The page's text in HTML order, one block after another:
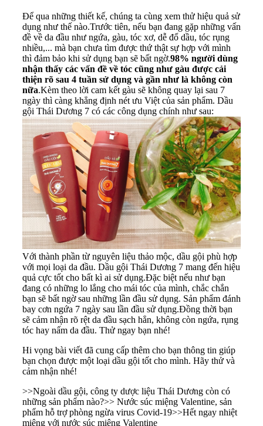
Để qua những thiết kế, chúng ta cùng xem thử hiệu quả sử
dụng như thế nào.Trước tiên, nếu bạn đang gặp những vấn
đề về da đầu như ngứa, gàu, tóc xơ, dễ đổ dầu, tóc rụng
nhiều,... mà bạn chưa tìm được thứ thật sự hợp với mình
thì đảm bảo khi sử dụng bạn sẽ bất ngờ.98% người dùng
nhận thấy các vấn đề về tóc cũng như gàu được cải
thiện rõ sau 4 tuần sử dụng và gần như là không còn
nữa.Kèm theo lời cam kết gàu sẽ không quay lại sau 7
ngày thì càng khẳng định nét ưu Việt của sản phẩm. Dầu
gội Thái Dương 7 có các công dụng chính như sau:
Với thành phần từ nguyên liệu thảo mộc, dầu gội phù hợp
với mọi loại da đầu. Dầu gội Thái Dương 7 mang đến hiệu
quả cực tốt cho bất kì ai sử dụng.Đặc biệt nếu như bạn
đang có những lo lắng cho mái tóc của mình, chắc chắn
bạn sẽ bất ngờ sau những lần đầu sử dụng. Sản phẩm đánh
bay cơn ngứa 7 ngày sau lần đầu sử dụng.Đồng thời bạn
sẽ cảm nhận rõ rệt da đầu sạch hẳn, không còn ngứa, rụng
tóc hay nấm da đầu. Thử ngay bạn nhé!
Hi vọng bài viết đã cung cấp thêm cho bạn thông tin giúp
bạn chọn được một loại dầu gội tốt cho mình. Hãy thử và
cảm nhận nhé!
>>Ngoài dầu gội, công ty dược liệu Thái Dương còn có
những sản phẩm nào?>> Nước súc miệng Valentine, sản
phẩm hỗ trợ phòng ngừa virus Covid-19>>Hết ngay nhiệt
miệng với nước súc miệng Valentine